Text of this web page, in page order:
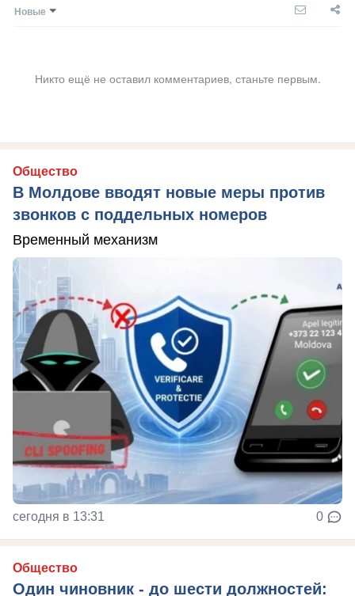
Новые
Никто ещё не оставил комментариев, станьте первым.
Общество
В Молдове вводят новые меры против
звонков с поддельных номеров
Временный механизм
сегодня в 13:31 0
Общество
Один чиновник - до шести должностей: